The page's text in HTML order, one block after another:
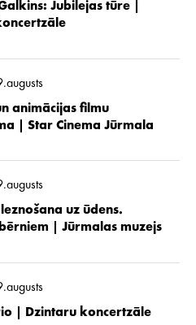
Jubilejas tūre |
animācijas filmu
| Star Cinema Jūrmala
uz ūdens.
| Jūrmalas muzejs
| Dzintaru koncertzāle